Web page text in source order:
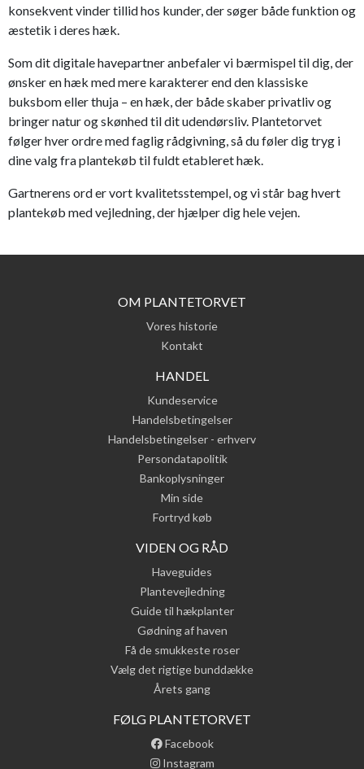
konsekvent vinder tillid hos kunder, der søger både funktion og
æstetik i deres hæk.
Som dit digitale havepartner anbefaler vi bærmispel til dig, der
ønsker en hæk med mere karakterer end den klassiske
buksbom eller thuja – en hæk, der både skaber privatliv og
bringer natur og skønhed til dit udendørsliv. Plantetorvet
følger hver ordre med faglig rådgivning, så du føler dig tryg i
dine valg fra plantekøb til fuldt etableret hæk.
Gartnerens ord er vort kvalitetsstempel, og vi står bag hvert
plantekøb med vejledning, der hjælper dig hele vejen.
OM PLANTETORVET
Vores historie
Kontakt
HANDEL
Kundeservice
Handelsbetingelser
Handelsbetingelser - erhverv
Persondatapolitik
Bankoplysninger
Min side
Fortryd køb
VIDEN OG RÅD
Haveguides
Plantevejledning
Guide til hækplanter
Gødning af haven
Få de smukkeste roser
Vælg det rigtige bunddække
Årets gang
FØLG PLANTETORVET
Facebook
Instagram